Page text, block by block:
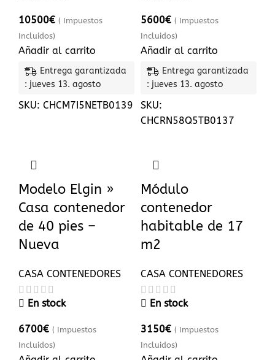
10500€ ( Impuestos
Incluidos)
Añadir al carrito
Entrega garantizada
: jueves 13. agosto
SKU: CHCM7I5NETB0139
5600€ ( Impuestos
Incluidos)
Añadir al carrito
Entrega garantizada
: jueves 13. agosto
SKU:
CHCRN58Q5TB0137
Modelo Elgin »
Casa contenedor
de 40 pies –
Nueva
CASA CONTENEDORES
En stock
6700€ ( Impuestos
Incluidos)
Módulo
contenedor
habitable de 17
m2
CASA CONTENEDORES
En stock
3150€ ( Impuestos
Incluidos)